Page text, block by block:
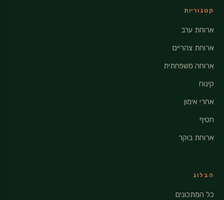
קטגוריות
ארוחת ערב
ארוחת צהריים
ארוחה משפחתית
קינוח
אחרי אימון
חטיף
ארוחת בוקר
הבלוג
כל המתכונים